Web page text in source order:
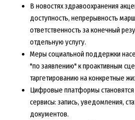
В новостях здравоохранения
доступность, непрерывность
ответственность за конечный
отдельную услугу.
Меры социальной поддержки
"по заявлению" к проактивным
таргетированию на конкретные
Цифровые платформы
сервисы: запись, уведомления,
документов.